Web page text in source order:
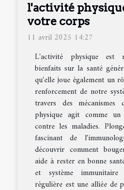
l'activité
votre corps
11 avril 2025 14:27
L'activité physique est
bienfaits sur la santé
qu'elle joue également un
renforcement de notre
travers des mécanismes
physique agit comme
contre les maladies.
fascinant de
découvrir comment
aide à rester en bonne
et système
régulière est une alliée de